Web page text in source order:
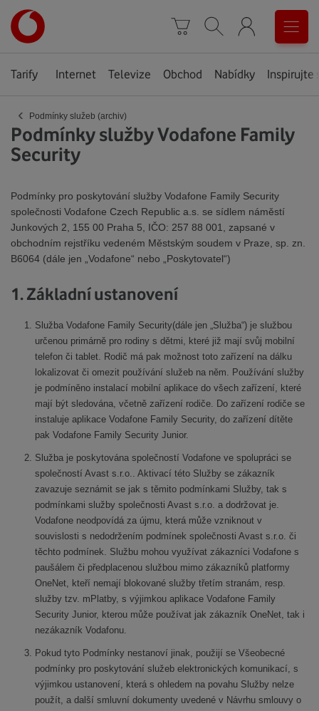
stránka
Košík
Vyhledávání
Menu
Tarify Internet Televize Obchod Nabídky Inspirujte
‹ Podmínky služeb (archiv)
Podmínky služby Vodafone Family
Security
Podmínky pro poskytování služby Vodafone Family Security
společnosti Vodafone Czech Republic a.s. se sídlem náměstí
Junkových 2, 155 00 Praha 5, IČO: 257 88 001, zapsané v
obchodním rejstříku vedeném Městským soudem v Praze, sp. zn.
B6064 (dále jen „Vodafone“ nebo „Poskytovatel“)
1. Základní ustanovení
Služba Vodafone Family Security(dále jen „Služba“) je službou
určenou primárně pro rodiny s dětmi, které již mají svůj mobilní
telefon či tablet. Rodič má pak možnost toto zařízení na dálku
lokalizovat či omezit používání služeb na něm. Používání služby
je podmíněno instalací mobilní aplikace do všech zařízení, které
mají být sledována, včetně zařízení rodiče. Do zařízení rodiče se
instaluje aplikace Vodafone Family Security, do zařízení dítěte
pak Vodafone Family Security Junior.
Služba je poskytována společností Vodafone ve spolupráci se
společností Avast s.r.o.. Aktivací této Služby se zákazník
zavazuje seznámit se jak s těmito podmínkami Služby, tak s
podmínkami služby společnosti Avast s.r.o. a dodržovat je.
Vodafone neodpovídá za újmu, která může vzniknout v
souvislosti s nedodržením podmínek společnosti Avast s.r.o. či
těchto podmínek. Službu mohou využívat zákazníci Vodafone s
paušálem či předplacenou službou mimo zákazníků platformy
OneNet, kteří nemají blokované služby třetím stranám, resp.
služby tzv. mPlatby, s výjimkou aplikace Vodafone Family
Security Junior, kterou může používat jak zákazník OneNet, tak i
nezákazník Vodafonu.
Pokud tyto Podmínky nestanoví jinak, použijí se Všeobecné
podmínky pro poskytování služeb elektronických komunikací, s
výjimkou ustanovení, která s ohledem na povahu Služby nelze
použít, a další smluvní dokumenty uvedené v Návrhu smlouvy o